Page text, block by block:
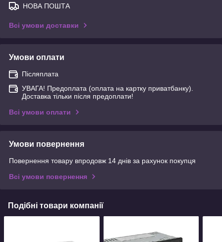
НОВА ПОШТА
Всі умови доставки
Умови оплати
Післяплата
УВАГА! Предоплата (оплата на картку приватбанку).
Доставка тільки після предоплати!
Всі умови оплати
Умови повернення
Повернення товару впродовж 14 днів за рахунок покупця
Всі умови повернення
Подібні товари компанії